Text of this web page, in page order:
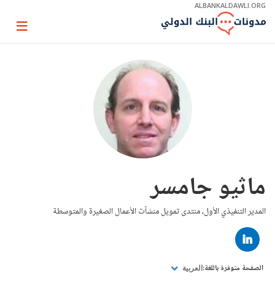
Skip
Main
ALBANKALDAWLI.ORG
Page
ماثيو جامسر
المدير التنفيذي الأول، منتدى تمويل منشآت الأعمال الصغيرة والمتوسطة
LINKED
IN
الصفحة متوفرة باللغة: العربية